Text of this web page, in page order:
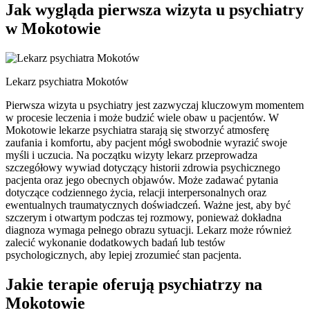
Jak wygląda pierwsza wizyta u psychiatry
w Mokotowie
Lekarz psychiatra Mokotów
Pierwsza wizyta u psychiatry jest zazwyczaj kluczowym momentem
w procesie leczenia i może budzić wiele obaw u pacjentów. W
Mokotowie lekarze psychiatra starają się stworzyć atmosferę
zaufania i komfortu, aby pacjent mógł swobodnie wyrazić swoje
myśli i uczucia. Na początku wizyty lekarz przeprowadza
szczegółowy wywiad dotyczący historii zdrowia psychicznego
pacjenta oraz jego obecnych objawów. Może zadawać pytania
dotyczące codziennego życia, relacji interpersonalnych oraz
ewentualnych traumatycznych doświadczeń. Ważne jest, aby być
szczerym i otwartym podczas tej rozmowy, ponieważ dokładna
diagnoza wymaga pełnego obrazu sytuacji. Lekarz może również
zalecić wykonanie dodatkowych badań lub testów
psychologicznych, aby lepiej zrozumieć stan pacjenta.
Jakie terapie oferują psychiatrzy na
Mokotowie